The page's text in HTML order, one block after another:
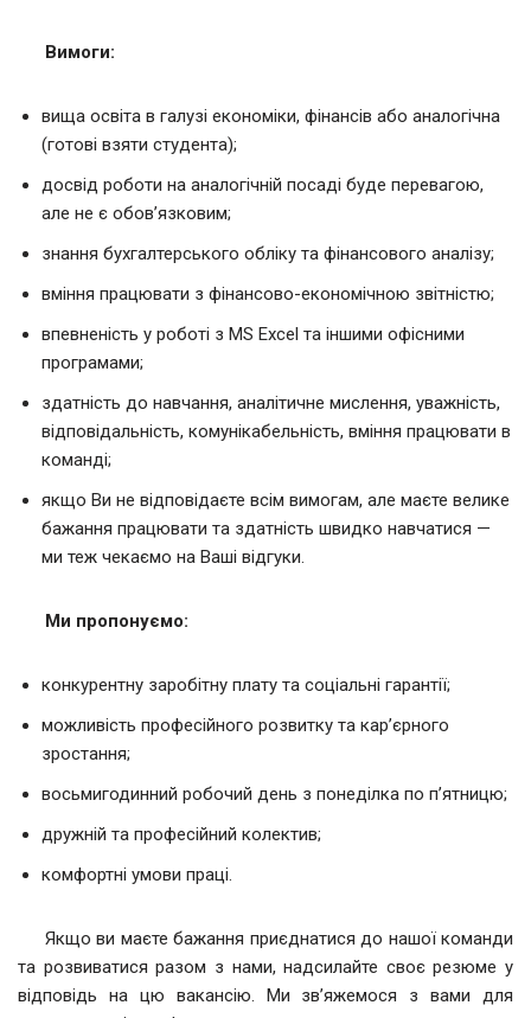
Вимоги:
вища освіта в галузі економіки, фінансів або аналогічна
(готові взяти студента);
досвід роботи на аналогічній посаді буде перевагою,
але не є обов’язковим;
знання бухгалтерського обліку та фінансового аналізу;
вміння працювати з фінансово-економічною звітністю;
впевненість у роботі з MS Excel та іншими офісними
програмами;
здатність до навчання, аналітичне мислення, уважність,
відповідальність, комунікабельність, вміння працювати в
команді;
якщо Ви не відповідаєте всім вимогам, але маєте велике
бажання працювати та здатність швидко навчатися —
ми теж чекаємо на Ваші відгуки.
Ми пропонуємо:
конкурентну заробітну плату та соціальні гарантії;
можливість професійного розвитку та кар’єрного
зростання;
восьмигодинний робочий день з понеділка по п’ятницю;
дружній та професійний колектив;
комфортні умови праці.
Якщо ви маєте бажання приєднатися до нашої команди
та розвиватися разом з нами, надсилайте своє резюме у
відповідь на цю вакансію. Ми зв’яжемося з вами для